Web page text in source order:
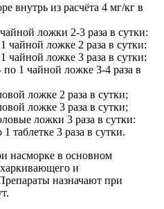
внутрь из расчёта 4 мг/кг в
ложки 2-3 раза в сутки:
чайной ложке 2 раза в сутки:
чайной ложке 3 раза в сутки:
по 1 чайной ложке 3-4 раза в
ложке 2 раза в сутки;
ложке 3 раза в сутки;
ложки 3 раза в сутки:
таблетке 3 раза в сутки.
насморке в основном
и
назначают при